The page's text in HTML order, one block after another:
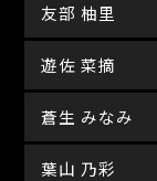
友部 柚里
遊佐 菜摘
蒼生 みなみ
葉山 乃彩